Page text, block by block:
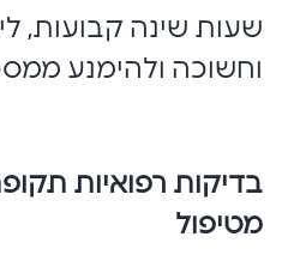
שעות שינה קבועות,
וחשוכה ולהימנע
בדיקות רפואיות
מטיפול